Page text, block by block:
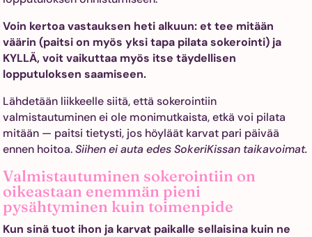
Voin kertoa vastauksen heti alkuun: et tee mitään
väärin (paitsi on myös yksi tapa pilata sokerointi) ja
KYLLÄ, voit vaikuttaa myös itse täydellisen
lopputuloksen saamiseen.
Lähdetään liikkeelle siitä, että sokerointiin
valmistautuminen ei ole monimutkaista, etkä voi pilata
mitään — paitsi tietysti, jos höyläät karvat pari päivää
ennen hoitoa.Siihen ei auta edes SokeriKissan taikavoimat.
Valmistautuminen sokerointiin on
oikeastaan enemmän pieni
pysähtyminen kuin toimenpide
Kun sinä tuot ihon ja karvat paikalle sellaisina kuin ne